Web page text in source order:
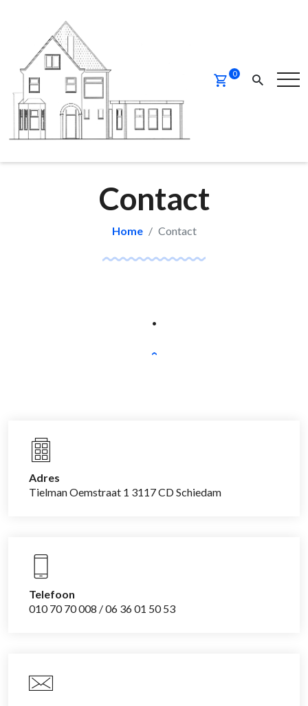
0
Contact
Home Contact
.
Adres
Tielman Oemstraat 1 3117 CD Schiedam
Telefoon
010 70 70 008 / 06 36 01 50 53